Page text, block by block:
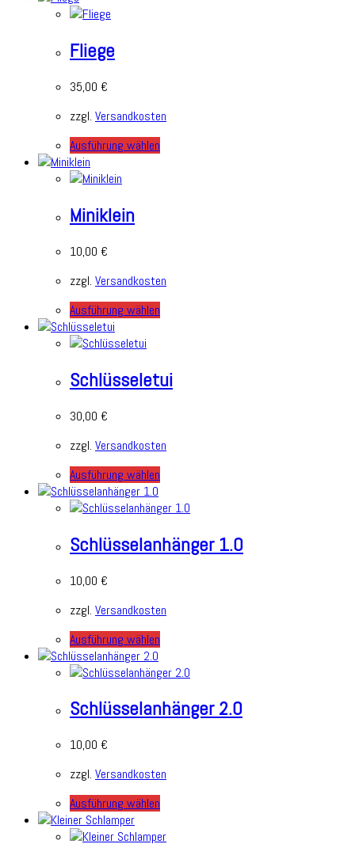
Fliege
35,00 €
zzgl. Versandkosten
Ausführung wählen
Miniklein
10,00 €
zzgl. Versandkosten
Ausführung wählen
Schlüsseletui
30,00 €
zzgl. Versandkosten
Ausführung wählen
Schlüsselanhänger 1.0
10,00 €
zzgl. Versandkosten
Ausführung wählen
Schlüsselanhänger 2.0
10,00 €
zzgl. Versandkosten
Ausführung wählen